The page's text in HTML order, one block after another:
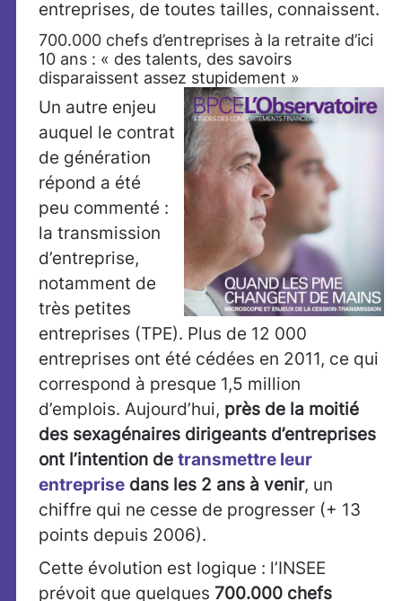
entreprises, de toutes tailles, connaissent.
700.000 chefs d’entreprises à la retraite d’ici
10 ans : « des talents, des savoirs
disparaissent assez stupidement »
Un autre enjeu
auquel le contrat
de génération
répond a été
peu commenté :
la transmission
d’entreprise,
notamment de
très petites
entreprises (TPE). Plus de 12 000
entreprises ont été cédées en 2011, ce qui
correspond à presque 1,5 million
d’emplois. Aujourd’hui, près de la moitié
des sexagénaires dirigeants d’entreprises
ont l’intention de transmettre leur
entreprise dans les 2 ans à venir, un
chiffre qui ne cesse de progresser (+ 13
points depuis 2006).
Cette évolution est logique : l’INSEE
prévoit que quelques 700.000 chefs